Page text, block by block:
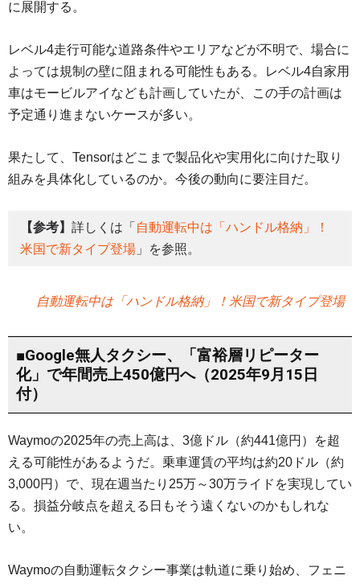
に展開する。
レベル4走行可能な道路条件やエリアなどが不明で、場合に
よっては規制の壁に阻まれる可能性もある。レベル4自家用
車はモービルアイなども計画していたが、この手の計画は
予定通り進まないケースが多い。
果たして、Tensorはどこまで製品化や実用化に向けた取り
組みを具体化しているのか。今後の動向に要注目だ。
【参考】 詳しくは「 自動運転中は「ハンドル格納」！
米国で新タイプ登場 」を参照。
自動運転中は「ハンドル格納」！米国で新タイプ登場
■Google無人タクシー、「富裕層リピーター
化」で年間売上450億円へ（2025年9月15日
付）
Waymoの2025年の売上高は、3億ドル（約441億円）を超
える可能性があるようだ。乗車運賃の平均は約20ドル（約
3,000円）で、現在週当たり25万～30万ライドを実現してい
る。損益分岐点を超える日もそう遠くないのかもしれな
い。
Waymoの自動運転タクシー事業は軌道に乗り始め、フェニ